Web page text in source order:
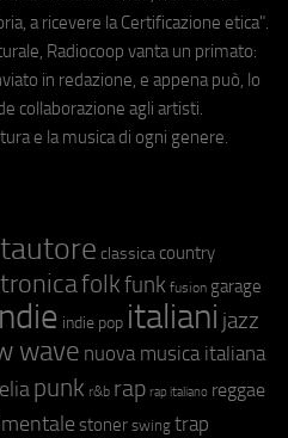
a ricevere la Certificazione etica".
Radiocoop vanta un primato:
in redazione, e appena può, lo
collaborazione agli artisti.
e la musica di ogni genere.
classica country
folkfunk fusion garage
indie pop italiani jazz
wave nuova musica italiana
punk r&b rap rap italiano reggae
stoner swing trap